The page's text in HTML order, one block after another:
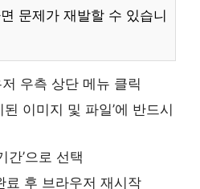
문제가 재발할 수 있습니
저 우측 상단 메뉴 클릭
된 이미지 및 파일’에 반드시
간’으로 선택
료 후 브라우저 재시작